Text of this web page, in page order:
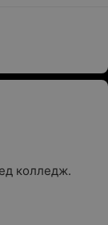
колледж.